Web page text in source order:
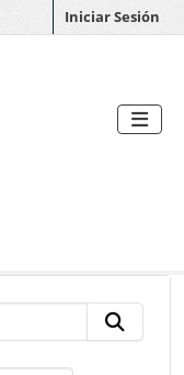
Iniciar Sesión